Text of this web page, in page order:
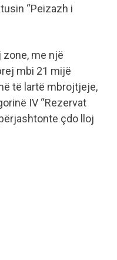
“Peizazh i
me një
mbi 21 mijë
të lartë mbrojtjeje,
IV “Rezervat
çdo lloj